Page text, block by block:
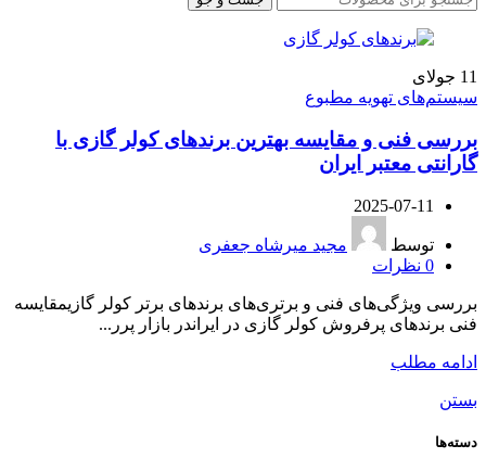
11 جولای
سیستم‌های تهویه مطبوع
بررسی فنی و مقایسه بهترین برندهای کولر گازی با
گارانتی معتبر ایران
2025-07-11
توسط
مجید میرشاه جعفری
0 نظرات
بررسی ویژگی‌های فنی و برتری‌های برندهای برتر کولر گازیمقایسه
فنی برندهای پرفروش کولر گازی در ایراندر بازار پرر...
ادامه مطلب
بستن
دسته‌ها